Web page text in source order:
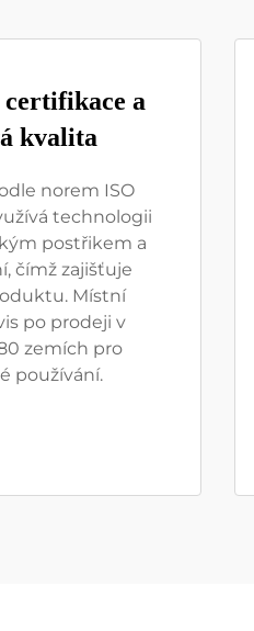
a
kvalita
norem ISO
technologii
postřikem a
čímž zajišťuje
Místní
po prodeji v
zemích pro
používání.